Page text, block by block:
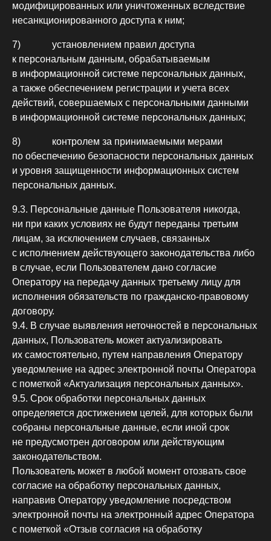
модифицированных или уничтоженных вследствие
несанкционированного доступа к ним;
7) установлением правил доступа
к персональным данным, обрабатываемым
в информационной системе персональных данных,
а также обеспечением регистрации и учета всех
действий, совершаемых с персональными данными
в информационной системе персональных данных;
8) контролем за принимаемыми мерами
по обеспечению безопасности персональных данных
и уровня защищенности информационных систем
персональных данных.
9.3. Персональные данные Пользователя никогда,
ни при каких условиях не будут переданы третьим
лицам, за исключением случаев, связанных
с исполнением действующего законодательства либо
в случае, если Пользователем дано согласие
Оператору на передачу данных третьему лицу для
исполнения обязательств по гражданско-правовому
договору.
9.4. В случае выявления неточностей в персональных
данных, Пользователь может актуализировать
их самостоятельно, путем направления Оператору
уведомление на адрес электронной почты Оператора
с пометкой «Актуализация персональных данных».
9.5. Срок обработки персональных данных
определяется достижением целей, для которых были
собраны персональные данные, если иной срок
не предусмотрен договором или действующим
законодательством.
Пользователь может в любой момент отозвать свое
согласие на обработку персональных данных,
направив Оператору уведомление посредством
электронной почты на электронный адрес Оператора
с пометкой «Отзыв согласия на обработку